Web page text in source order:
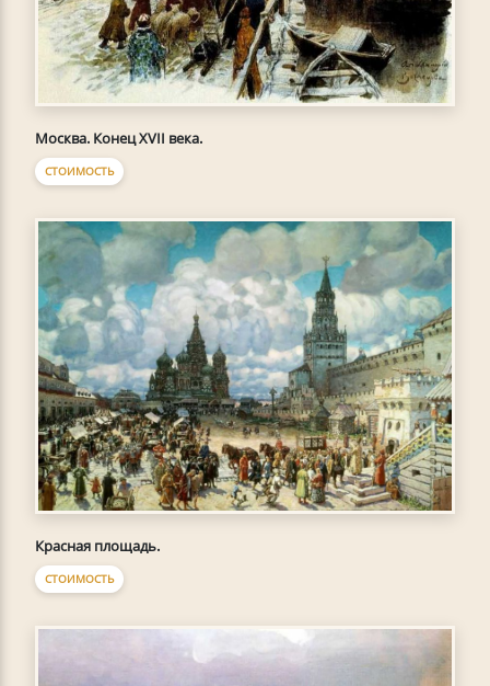
Москва. Конец XVII века.
СТОИМОСТЬ
Красная площадь.
СТОИМОСТЬ